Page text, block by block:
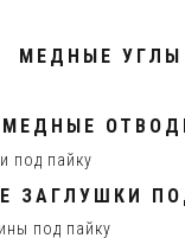
МЕДНЫЕ УГЛЫ
МЕДНЫЕ
ЗАГЛУШКИ